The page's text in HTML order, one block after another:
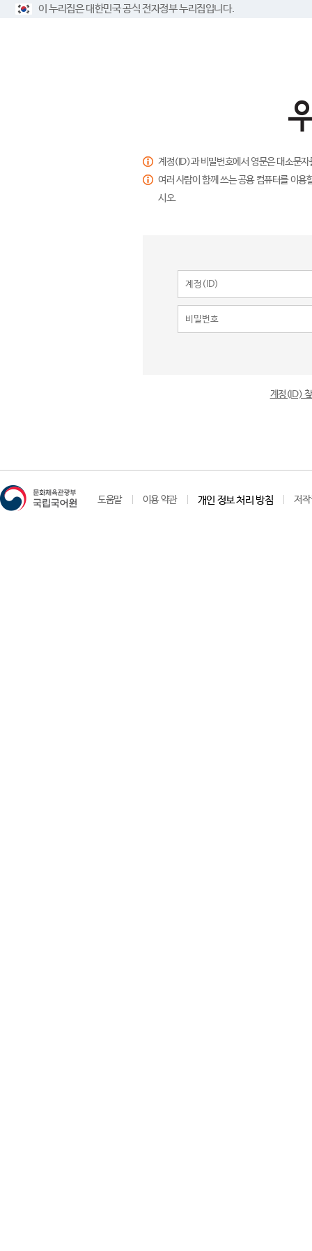
이 누리집은 대한민국 공식 전자정부 누리집입니다.
계정(ID)과 비밀번호에서 영문은 대소문
여러 사람이 함께 쓰는 공용 컴퓨터를 이
시오.
계정(ID)
도움말 이용 약관 개인 정보 처리 방침 저